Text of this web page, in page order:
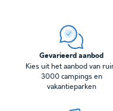
Gevarieerd aanbod
Kies uit het aanbod van
3000 campings en
vakantieparken